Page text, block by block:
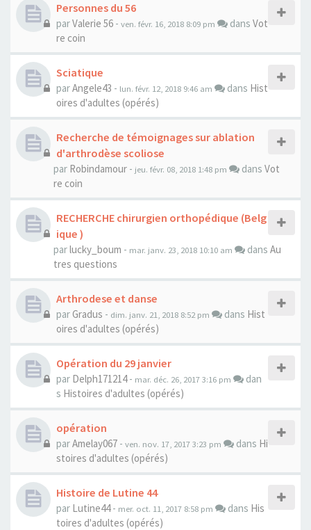
Personnes du 56
parValerie 56 - ven. févr. 16, 2018 8:09 pm dans Vot
re coin
Sciatique
parAngele43 - lun. févr. 12, 2018 9:46 am dans Hist
oires d'adultes (opérés)
Recherche de témoignages sur ablation
d'arthrodèse scoliose
par Robindamour - jeu. févr. 08, 2018 1:48 pm dans Vot
re coin
RECHERCHE chirurgien orthopédique (Belg
ique )
parlucky_boum - mar. janv. 23, 2018 10:10 am dans Au
tres questions
Arthrodese et danse
par Gradus - dim. janv. 21, 2018 8:52 pm dans Hist
oires d'adultes (opérés)
Opération du 29 janvier
par Delph171214- mar. déc. 26, 2017 3:16 pm
dan
s Histoires d'adultes (opérés)
opération
parAmelay067 - ven. nov. 17, 2017 3:23 pm dans Hi
stoires d'adultes (opérés)
Histoire de Lutine 44
par Lutine44- mer. oct. 11, 2017 8:58 pm dans His
toires d'adultes (opérés)